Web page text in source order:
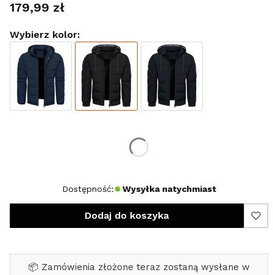
Cena
179,99 zł
Wybierz kolor:
Dostępność: Wysyłka natychmiast
Dodaj do koszyka
📦 Zamówienia złożone teraz zostaną wysłane w